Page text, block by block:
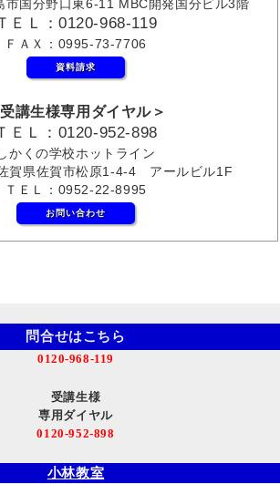
国分野口東6-11 MBC開発国分ビル3階
ＥＬ：0120-968-119
ＦＡＸ：0995-73-7706
資料請求
受講生様専用ダイヤル＞
ＥＬ：0120-952-898
かくの学校ホットライン
賀県佐賀市松原1-4-4 アールビル1F
ＴＥＬ：0952-22-8995
お問い合わせ
問合せはこちら
0120-968-119
受講生様
専用ダイヤル
0120-952-898
小林教室